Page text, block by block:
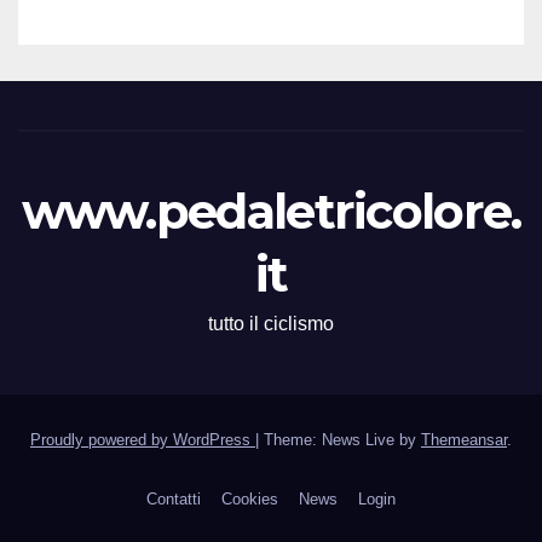
www.pedaletricolore.
it
tutto il ciclismo
Proudly powered by WordPress Theme: News Live by Themeansar.
Contatti Cookies News Login